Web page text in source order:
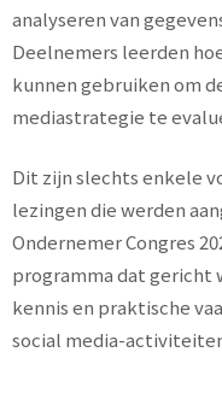
analyseren van
Deelnemers leerden
kunnen gebruiken om
mediastrategie te
Dit zijn slechts enkele
lezingen die werden
Ondernemer Congres
programma dat gericht
kennis en praktische
social media-